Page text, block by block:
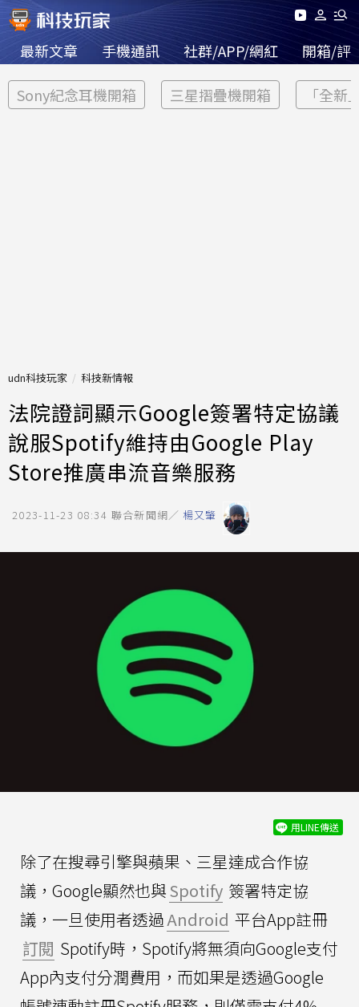
最新文章 手機通訊 社群/APP/網紅 開箱/評
Sony紀念耳機開箱 三星摺疊機開箱 「全新
udn科技玩家 科技新情報
法院證詞顯示Google簽署特定協議
說服Spotify維持由Google Play
Store推廣串流音樂服務
2023-11-23 08:34 聯合新聞網／ 楊又肇
用LINE傳送
除了在搜尋引擎與蘋果、三星達成合作協
議，Google顯然也與Spotify 簽署特定協
議，一旦使用者透過Android 平台App註冊
訂閱 Spotify時，Spotify將無須向Google支付
App內支付分潤費用，而如果是透過Google